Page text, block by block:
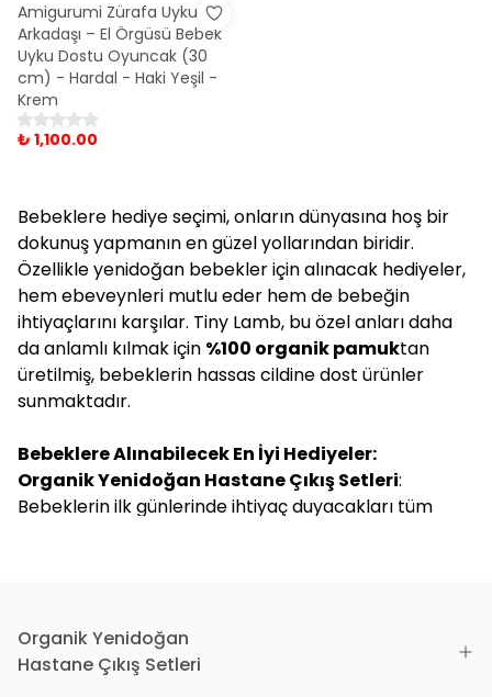
Amigurumi Zürafa Uyku
Arkadaşı – El Örgüsü Bebek
Uyku Dostu Oyuncak (30
cm) - Hardal - Haki Yeşil -
Krem
₺ 1,100.00
Bebeklere hediye seçimi, onların dünyasına hoş bir
dokunuş yapmanın en güzel yollarından biridir.
Özellikle yenidoğan bebekler için alınacak hediyeler,
hem ebeveynleri mutlu eder hem de bebeğin
ihtiyaçlarını karşılar. Tiny Lamb, bu özel anları daha
da anlamlı kılmak için %100 organik pamuktan
üretilmiş, bebeklerin hassas cildine dost ürünler
sunmaktadır.
Bebeklere Alınabilecek En İyi Hediyeler:
Organik Yenidoğan Hastane Çıkış Setleri:
Bebeklerin ilk günlerinde ihtiyaç duyacakları tüm
sağlar.
Organik Yenidoğan
Hastane Çıkış Setleri